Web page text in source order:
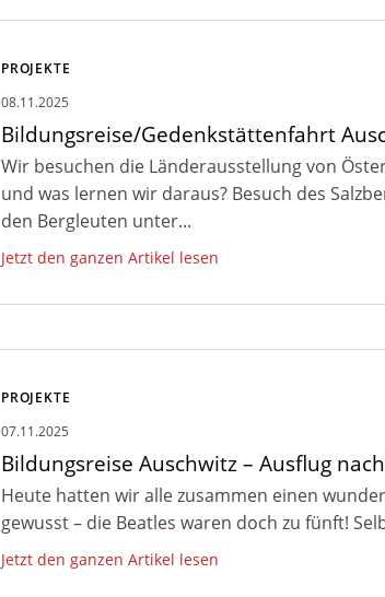
PROJEKTE
08.11.2025
Bildungsreise/Gedenkstättenfahrt
Wir besuchen die Länderausstellung von
und was lernen wir daraus? Besuch des
den Bergleuten unter...
Jetzt den ganzen Artikel lesen
PROJEKTE
07.11.2025
Bildungsreise Auschwitz – Ausflug
Heute hatten wir alle zusammen einen
gewusst – die Beatles waren doch zu fünft!
Jetzt den ganzen Artikel lesen